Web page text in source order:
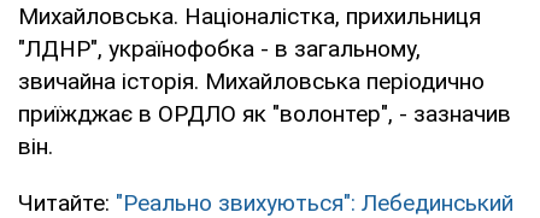
Михайловська. Націоналістка, прихильниця
"ЛДНР", українофобка - в загальному,
звичайна історія. Михайловська періодично
приїжджає в ОРДЛО як "волонтер", - зазначив
він.
Читайте: "Реально звихуються": Лебединський